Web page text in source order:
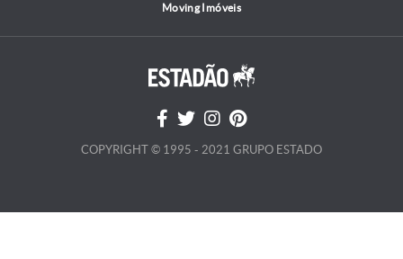
Moving Imóveis
COPYRIGHT © 1995 - 2021 GRUPO ESTADO